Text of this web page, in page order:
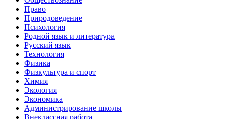
Право
Природоведение
Психология
Родной язык и литература
Русский язык
Технология
Физика
Физкультура и спорт
Химия
Экология
Экономика
Администрирование школы
Внеклассная работа